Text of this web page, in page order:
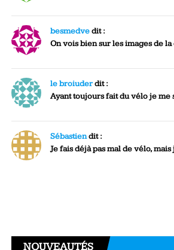
besmedvedit :
On vois bien sur les images de la
le broiuderdit :
Ayant toujours fait du vélo je me
Sébastiendit :
Je fais déjà pas mal de vélo, mais
NOUVEAUTÉS